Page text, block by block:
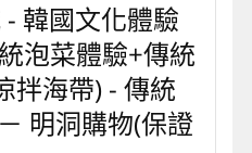
韓國文化體驗
泡菜體驗+傳統
拌海帶) - 傳統
明洞購物(保證